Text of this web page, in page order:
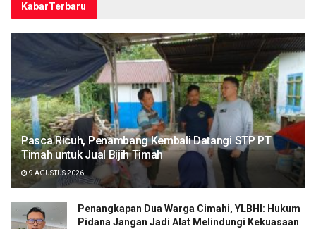
KabarTerbaru
Pasca Ricuh, Penambang Kembali Datangi STP PT
Timah untuk Jual Bijih Timah
9 AGUSTUS 2026
Penangkapan Dua Warga Cimahi, YLBHI: Hukum
Pidana Jangan Jadi Alat Melindungi Kekuasaan